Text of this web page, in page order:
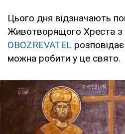
Цього дня відзначають
Животворящого Хреста з
OBOZREVATEL
можна робити у це свято.